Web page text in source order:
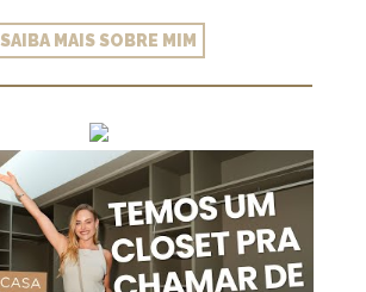
SAIBA MAIS SOBRE MIM